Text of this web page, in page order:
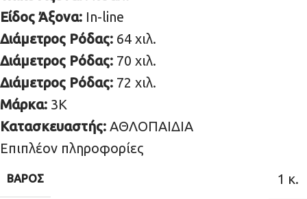
Είδος Άξονα: In-line
Διάμετρος Ρόδας: 64 χιλ.
Διάμετρος Ρόδας: 70 χιλ.
Διάμετρος Ρόδας: 72 χιλ.
Μάρκα: 3K
Κατασκευαστής: ΑΘΛΟΠΑΙΔΙΑ
Επιπλέον πληροφορίες
ΒΆΡΟΣ 1 κ.